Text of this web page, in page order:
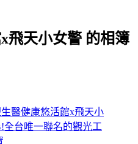
飛天小女警 的相簿